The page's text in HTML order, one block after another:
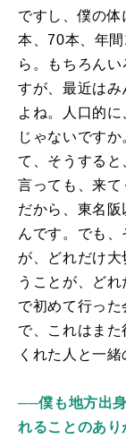
ですし、僕の
本、70本、年
ら。もちろん
すが、最近は
よね。人口的
じゃないです
て、そうすると
言っても、来て
だから、東名
んです。でも
が、どれだけ
うことが、ど
で初めて行っ
で、これはま
くれた 人 と一緒
──僕も地方出
れることのあり